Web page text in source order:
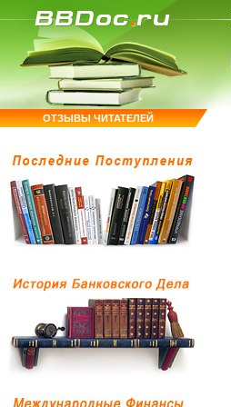
ОТЗЫВЫ ЧИТАТЕЛЕЙ